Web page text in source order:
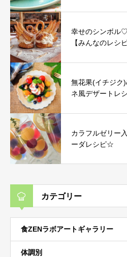
幸せのシンボル
【みんなのレシピ
無花果(イチジク
ネ風デザートレ
カラフルゼリー
ーダレシピ☆
カテゴリー
食ZENラボアートギャラリー
体調別